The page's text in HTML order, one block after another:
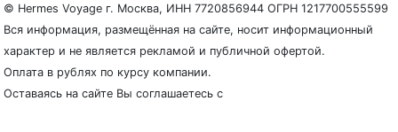
© Hermes Voyage г. Москва, ИНН 7720856944 ОГРН 1217700555599
Вся информация, размещённая на сайте, носит информационный
характер и не является рекламой и публичной офертой.
Оплата в рублях по курсу компании.
Оставаясь на сайте Вы соглашаетесь с